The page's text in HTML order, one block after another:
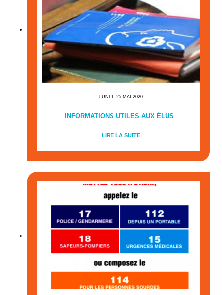
LUNDI, 25 MAI 2020
INFORMATIONS UTILES AUX ÉLUS
LIRE LA SUITE